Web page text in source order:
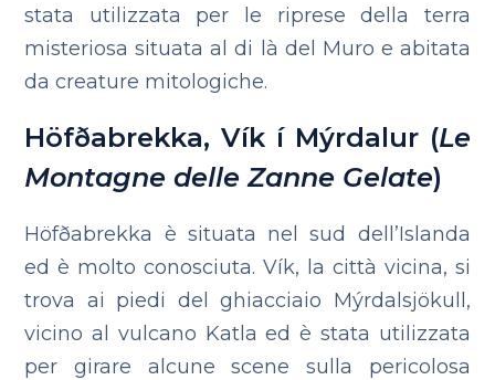
stata utilizzata per le riprese della terra
misteriosa situata al di là del Muro e abitata
da creature mitologiche.
Höfðabrekka, Vík í Mýrdalur (Le
Montagne delle Zanne Gelate)
Höfðabrekka è situata nel sud dell’Islanda
ed è molto conosciuta. Vík, la città vicina, si
trova ai piedi del ghiacciaio Mýrdalsjökull,
vicino al vulcano Katla ed è stata utilizzata
per girare alcune scene sulla pericolosa